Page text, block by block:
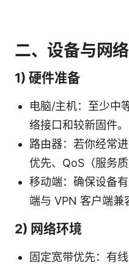
二、设备与网
1) 硬件准备
电脑/主机：至少中
络接口和较新固件。
路由器：若你经常
优先、QoS（服务质
移动端：确保设备
端与 VPN 客户端兼
2) 网络环境
固定宽带优先：有